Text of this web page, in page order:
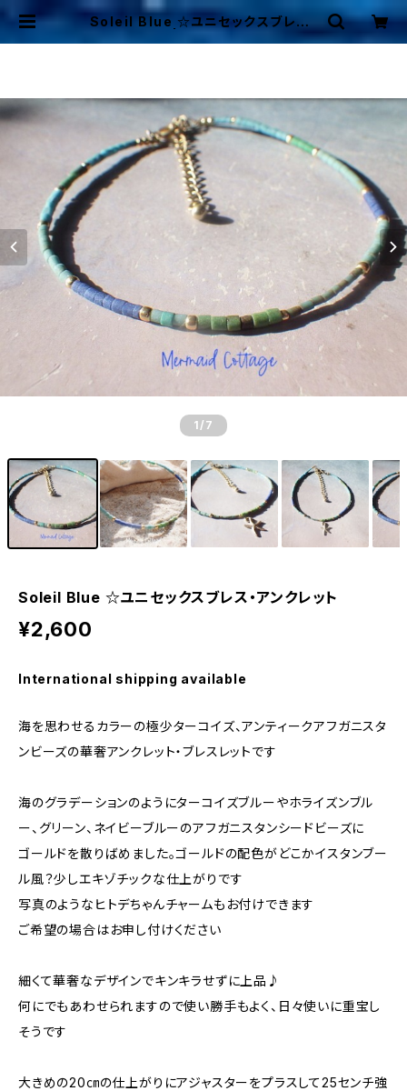
Soleil Blue ☆ユニセックスブレス・
アンクレット | Mermaid Cottage
1 /7
Soleil Blue ☆ユニセックスブレス・アンクレット
¥2,600
International shipping available
海を思わせるカラーの極少ターコイズ、アンティークアフガニスタ
ンビーズの華奢アンクレット・ブレスレットです
海のグラデーションのようにターコイズブルーやホライズンブル
ー、グリーン、ネイビーブルーのアフガニスタンシードビーズに
ゴールドを散りばめました。ゴールドの配色がどこかイスタンブー
ル風？少しエキゾチックな仕上がりです
写真のようなヒトデちゃんチャームもお付けできます
ご希望の場合はお申し付けください
細くて華奢なデザインでキンキラせずに上品♪
何にでもあわせられますので使い勝手もよく、日々使いに重宝し
そうです
大きめの20㎝の仕上がりにアジャスターをプラスして25センチ強